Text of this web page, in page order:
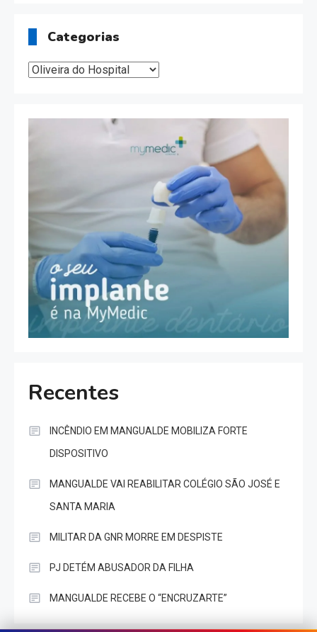
Categorias
Categorias
Recentes
INCÊNDIO EM MANGUALDE MOBILIZA FORTE
DISPOSITIVO
MANGUALDE VAI REABILITAR COLÉGIO SÃO JOSÉ E
SANTA MARIA
MILITAR DA GNR MORRE EM DESPISTE
PJ DETÉM ABUSADOR DA FILHA
MANGUALDE RECEBE O “ENCRUZARTE”